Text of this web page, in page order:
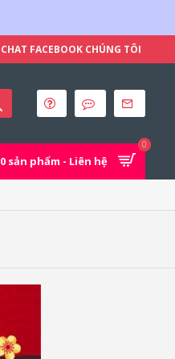
CHAT FACEBOOK CHÚNG TÔI
0 sản phẩm - Liên hệ
0